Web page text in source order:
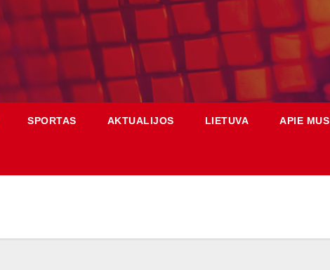
SPORTAS AKTUALIJOS LIETUVA APIE MUS